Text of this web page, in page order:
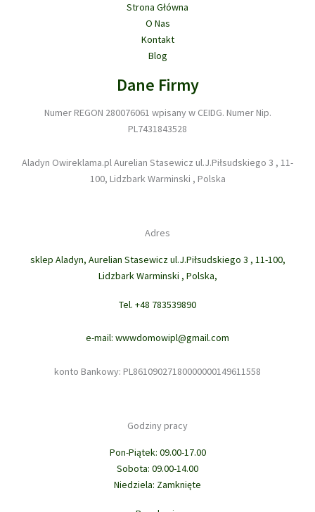
Strona Główna
O Nas
Kontakt
Blog
Dane Firmy
Numer REGON 280076061 wpisany w CEIDG. Numer Nip.
PL7431843528
Aladyn Owireklama.pl Aurelian Stasewicz ul.J.Piłsudskiego 3 , 11-
100, Lidzbark Warminski , Polska
Adres
sklep Aladyn, Aurelian Stasewicz ul.J.Piłsudskiego 3 , 11-100,
Lidzbark Warminski , Polska,
Tel. +48 783539890
e-mail: wwwdomowipl@gmail.com
konto Bankowy: PL86109027180000000149611558
Godziny pracy
Pon-Piątek: 09.00-17.00
Sobota: 09.00-14.00
Niedziela: Zamknięte